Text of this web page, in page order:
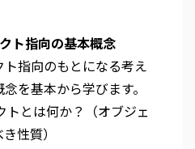
ト指向の基本概念
指向のもとになる考え
を基本から学びます。
トとは何か？（オブジェ
性質）